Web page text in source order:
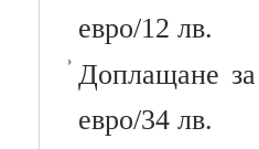
евро/12 лв.
Доплащане
евро/34 лв.